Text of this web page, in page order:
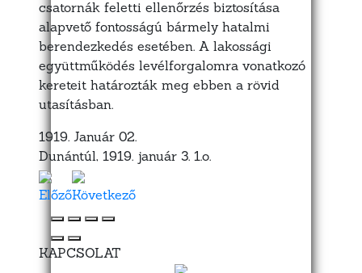
csatornák feletti ellenőrzés biztosítása
alapvető fontosságú bármely hatalmi
berendezkedés esetében. A lakossági
együttműködés levélforgalomra vonatkozó
kereteit határozták meg ebben a rövid
utasításban.
1919. Január 02.
Dunántúl, 1919. január 3. 1.o.
ElőzőKövetkező
KAPCSOLAT